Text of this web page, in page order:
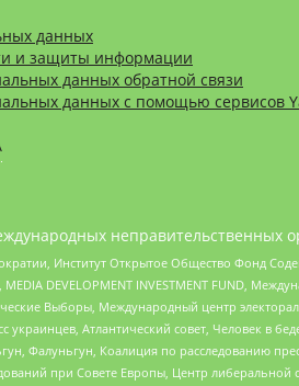
данных
и защиты информации
данных обратной связи
данных с помощью сервисов
неправительственных
Институт Открытое Общество Фонд
DEVELOPMENT INVESTMENT FUND,
Выборы, Международный центр
украинцев, Атлантический совет, Человек в
Фалуньгун, Коалиция по расследованию
при Совете Европы, Центр